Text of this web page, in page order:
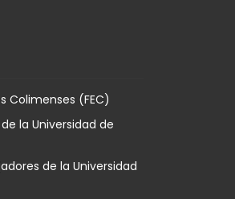
Colimenses (FEC)
la Universidad de
de la Universidad